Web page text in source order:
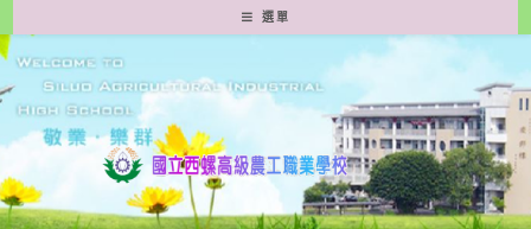
轉
至
要
容
選單